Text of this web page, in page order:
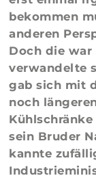
bekommen
anderen
Doch die war
verwandelte
gab sich mit
noch
sein Bruder
kannte